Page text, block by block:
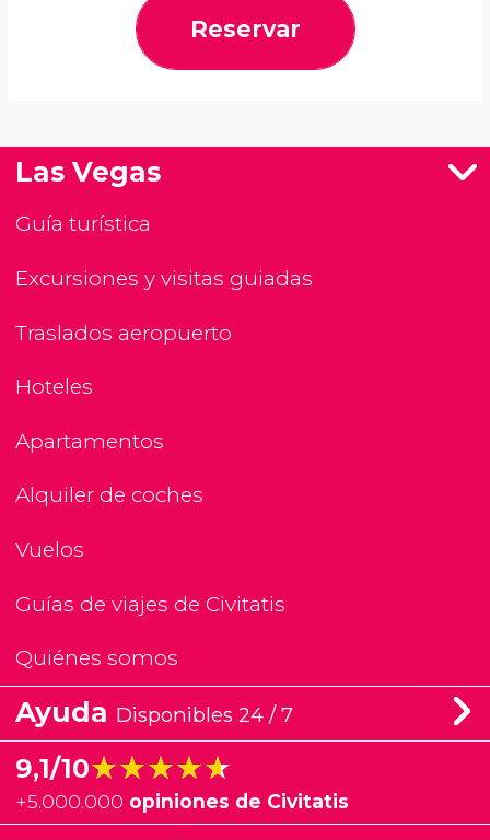
Reservar
Las Vegas
Guía turística
Excursiones y visitas guiadas
Traslados aeropuerto
Hoteles
Apartamentos
Alquiler de coches
Vuelos
Guías de viajes de Civitatis
Quiénes somos
Ayuda Disponibles 24 / 7
9,1/10★★★★★
★★★★★
+5.000.000 opiniones de Civitatis